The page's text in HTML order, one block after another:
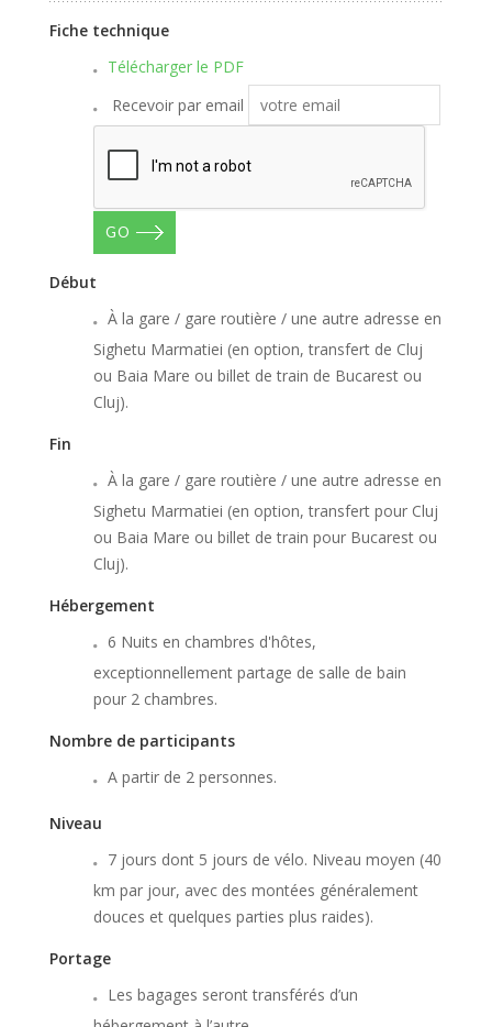
Fiche technique
Télécharger le PDF
Recevoir par email
GO
Début
À la gare / gare routière / une autre adresse en
Sighetu Marmatiei (en option, transfert de Cluj
ou Baia Mare ou billet de train de Bucarest ou
Cluj).
Fin
À la gare / gare routière / une autre adresse en
Sighetu Marmatiei (en option, transfert pour Cluj
ou Baia Mare ou billet de train pour Bucarest ou
Cluj).
Hébergement
6 Nuits en chambres d'hôtes,
exceptionnellement partage de salle de bain
pour 2 chambres.
Nombre de participants
A partir de 2 personnes.
Niveau
7 jours dont 5 jours de vélo. Niveau moyen (40
km par jour, avec des montées généralement
douces et quelques parties plus raides).
Portage
Les bagages seront transférés d’un